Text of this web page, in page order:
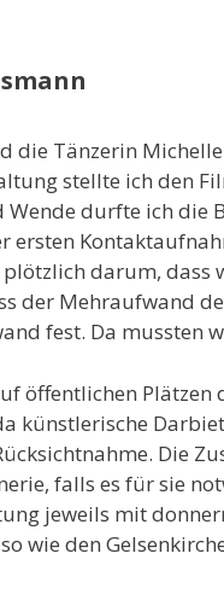
die Tänzerin
stellte ich den
durfte ich die
ersten
darum, dass
der Mehraufwand
fest. Da mussten
öffentlichen
künstlerische
Die
falls es für sie
jeweils mit
wie den